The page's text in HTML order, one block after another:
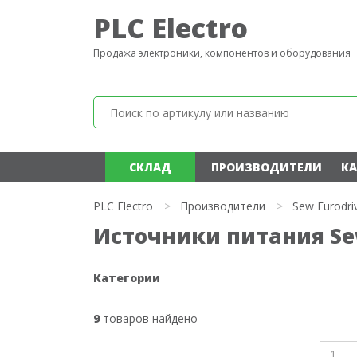
PLC Electro
Продажа электроники, компонентов и оборудования
СКЛАД ПРОИЗВОДИТЕЛИ
PLC Electro > Производители > Sew
Источники питания
Категории
9товаров найдено